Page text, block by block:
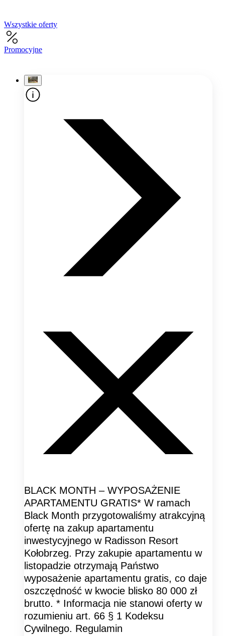
Wszystkie oferty
Promocyjne
BLACK MONTH – WYPOSAŻENIE
APARTAMENTU GRATIS* W ramach
Black Month przygotowaliśmy atrakcyjną
ofertę na zakup apartamentu
inwestycyjnego w Radisson Resort
Kołobrzeg. Przy zakupie apartamentu w
listopadzie otrzymają Państwo
wyposażenie apartamentu gratis, co daje
oszczędność w kwocie blisko 80 000 zł
brutto. * Informacja nie stanowi oferty w
rozumieniu art. 66 § 1 Kodeksu
Cywilnego. Regulamin